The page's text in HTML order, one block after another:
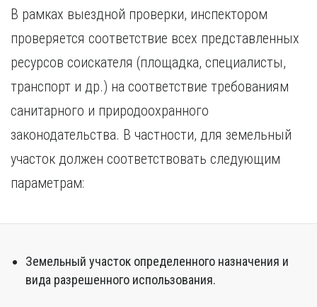
В рамках выездной проверки, инспектором
проверяется соответствие всех представленных
ресурсов соискателя (площадка, специалисты,
транспорт и др.) на соответствие требованиям
санитарного и природоохранного
законодательства. В частности, для земельный
участок должен соответствовать следующим
параметрам:
Земельный участок определенного назначения и
вида разрешенного использования.